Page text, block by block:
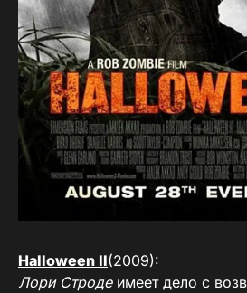
Halloween II(2009):
Лори Стродеимеет дело с